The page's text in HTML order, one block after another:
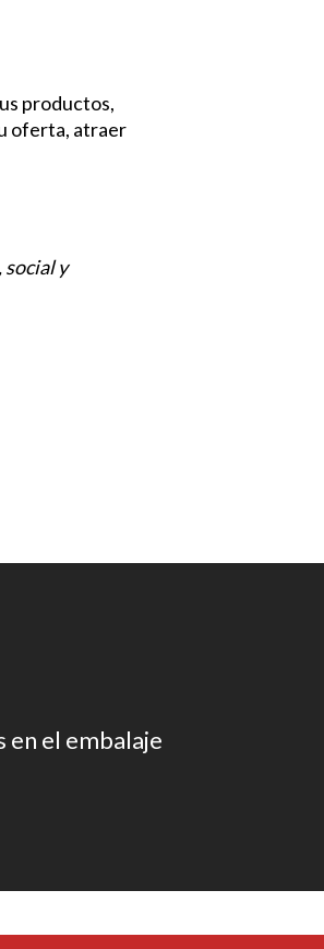
productos,
oferta, atraer
social y
en el embalaje